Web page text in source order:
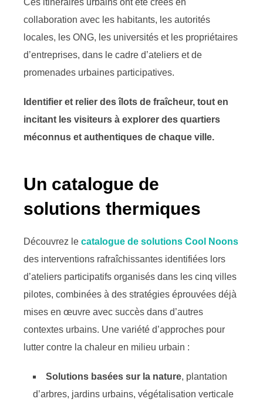
Ces itinéraires urbains ont été créés en
collaboration avec les habitants, les autorités
locales, les ONG, les universités et les propriétaires
d’entreprises, dans le cadre d’ateliers et de
promenades urbaines participatives.
Identifier et relier des îlots de fraîcheur, tout en
incitant les visiteurs à explorer des quartiers
méconnus et authentiques de chaque ville.
Un catalogue de
solutions thermiques
Découvrez le catalogue de solutions Cool Noons
des interventions rafraîchissantes identifiées lors
d’ateliers participatifs organisés dans les cinq villes
pilotes, combinées à des stratégies éprouvées déjà
mises en œuvre avec succès dans d’autres
contextes urbains. Une variété d’approches pour
lutter contre la chaleur en milieu urbain :
Solutions basées sur la nature, plantation
d’arbres, jardins urbains, végétalisation verticale